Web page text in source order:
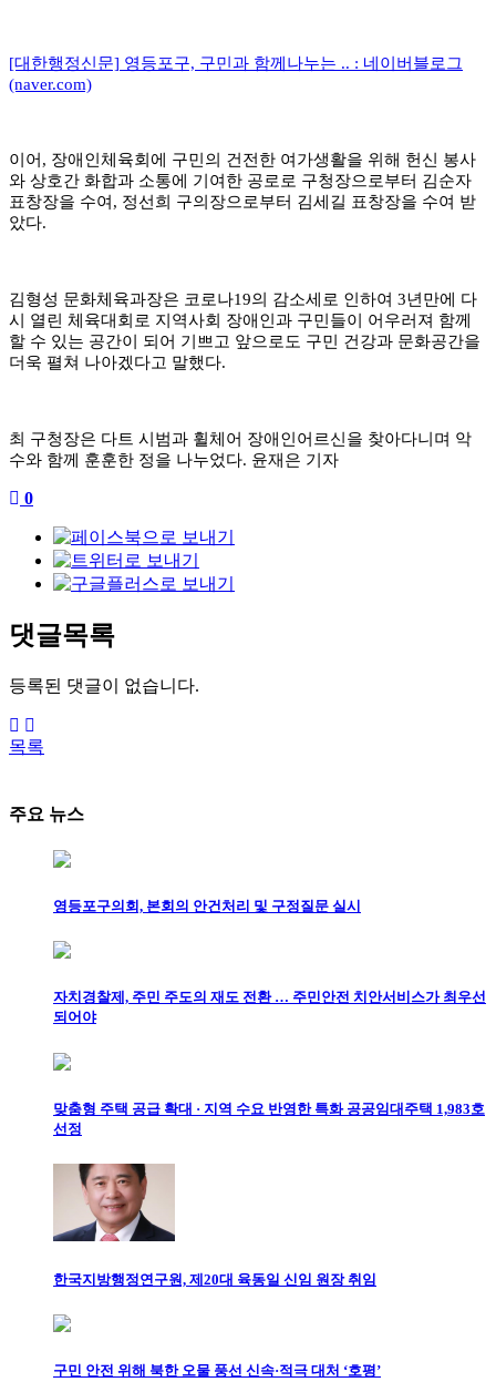
[대한행정신문] 영등포구, 구민과 함께나누는 .. : 네이버블로그
(naver.com)
이어, 장애인체육회에 구민의 건전한 여가생활을 위해 헌신 봉사
와 상호간 화합과 소통에 기여한 공로로 구청장으로부터 김순자
표창장을 수여, 정선희 구의장으로부터 김세길 표창장을 수여 받
았다.
김형성 문화체육과장은 코로나19의 감소세로 인하여 3년만에 다
시 열린 체육대회로 지역사회 장애인과 구민들이 어우러져 함께
할 수 있는 공간이 되어 기쁘고 앞으로도 구민 건강과 문화공간을
더욱 펼쳐 나아겠다고 말했다.
최 구청장은 다트 시범과 휠체어 장애인어르신을 찾아다니며 악
수와 함께 훈훈한 정을 나누었다. 윤재은 기자
0
댓글목록
등록된 댓글이 없습니다.
목록
주요 뉴스
영등포구의회, 본회의 안건처리 및 구정질문 실시
자치경찰제, 주민 주도의 재도 전환 … 주민안전 치안서비스가 최우선
되어야
맞춤형 주택 공급 확대 · 지역 수요 반영한 특화 공공임대주택 1,983호
선정
한국지방행정연구원, 제20대 육동일 신임 원장 취임
구민 안전 위해 북한 오물 풍선 신속·적극 대처 ‘호평’